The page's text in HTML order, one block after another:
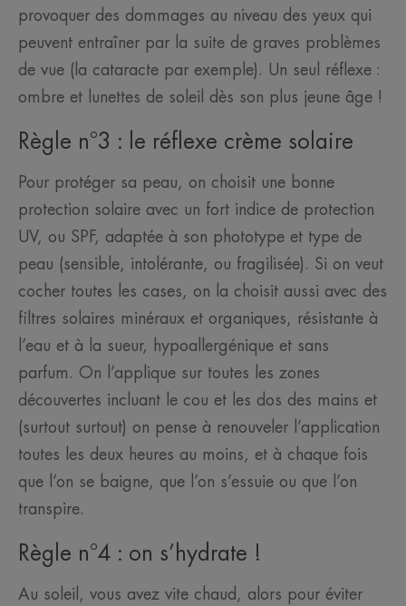
provoquer des dommages au niveau des yeux qui
peuvent entraîner par la suite de graves problèmes
de vue (la cataracte par exemple). Un seul réflexe :
ombre et lunettes de soleil dès son plus jeune âge !
Règle n°3 : le réflexe crème solaire
Pour protéger sa peau, on choisit une bonne
protection solaire avec un fort indice de protection
UV, ou SPF, adaptée à son phototype et type de
peau (sensible, intolérante, ou fragilisée). Si on veut
cocher toutes les cases, on la choisit aussi avec des
filtres solaires minéraux et organiques, résistante à
l’eau et à la sueur, hypoallergénique et sans
parfum. On l’applique sur toutes les zones
découvertes incluant le cou et les dos des mains et
(surtout surtout) on pense à renouveler l’application
toutes les deux heures au moins, et à chaque fois
que l’on se baigne, que l’on s’essuie ou que l’on
transpire.
Règle n°4 : on s’hydrate !
Au soleil, vous avez vite chaud, alors pour éviter